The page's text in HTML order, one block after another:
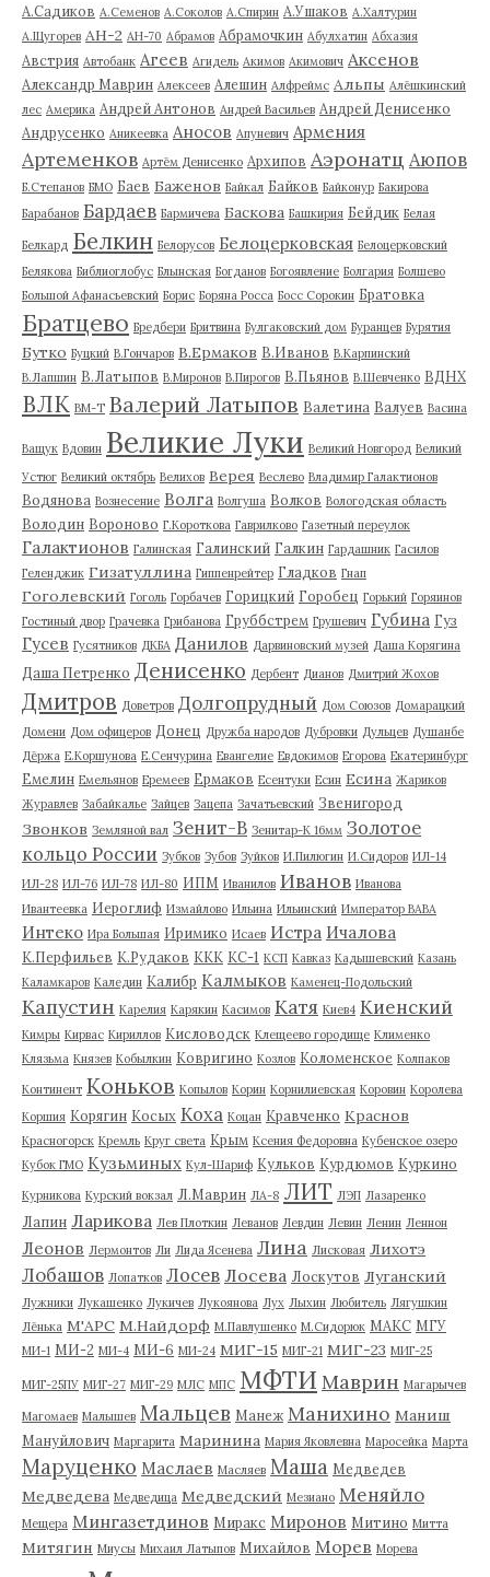
А.Садиков А.Семенов А.Соколов А.Спирин А.Ушаков А.Халтурин
А.Щугорев АН-2 АН-70 Абрамов Абрамочкин Абулхатин Абхазия
Австрия Автобанк Агеев Агидель Акимов Акимович Аксенов
Александр Маврин Алексеев Алешин Алфреймс Альпы Алёшкинский
лес Америка Андрей Антонов Андрей Васильев Андрей Денисенко
Андрусенко Аникеевка Аносов Апуневич Армения
Артеменков Артём Денисенко Архипов Аэронатц Аюпов
Б.Степанов БМО Баев Баженов Байкал Байков Байконур Бакирова
Барабанов Бардаев Бармичева Баскова Башкирия Бейдик Белая
Белкард Белкин Белорусов Белоцерковская Белоцерковский
Белякова Библиоглобус Блынская Богданов Богоявление Болгария Болшево
Большой Афанасьевский Борис Боряна Росса Босс Сорокин Братовка
Братцево Бредбери Бритвина Булгаковский дом Буранцев Бурятия
Бутко Буцкий В.Гончаров В.Ермаков В.Иванов В.Карпинский
В.Лапшин В.Латыпов В.Миронов В.Пирогов В.Пьянов В.Шевченко ВДНХ
ВЛК ВМ-Т Валерий Латыпов Валетина Валуев Васина
Ващук Вдовин Великие Луки Великий Новгород Великий
Устюг Великий октябрь Велихов Верея Веслево Владимир Галактионов
Водянова Вознесение Волга Волгуша Волков Вологодская область
Володин Вороново Г.Короткова Гаврилково Газетный переулок
Галактионов Галинская Галинский Галкин Гардашник Гасилов
Геленджик Гизатуллина Гиппенрейтер Гладков Гнап
Гоголевский Гоголь Горбачев Горицкий Горобец Горький Горяинов
Гостиный двор Грачевка Грибанова Груббстрем Грушевич Губина Гуз
Гусев Гусятников ДКБА Данилов Дарвиновский музей Даша Корягина
Даша Петренко Денисенко Дербент Дианов Дмитрий Жохов
Дмитров Доветров Долгопрудный Дом Союзов Домарацкий
Домени Дом офицеров Донец Дружба народов Дубровки Дульцев Душанбе
Дёржа Е.Коршунова Е.Сенчурина Евангелие Евдокимов Егорова Екатеринбург
Емелин Емельянов Еремеев Ермаков Есентуки Есин Есина Жариков
Журавлев Забайкалье Зайцев Зацепа Зачатьевский Звенигород
Звонков Земляной вал Зенит-В Зенитар-К 16мм Золотое
кольцо России Зубков Зубов Зуйков И.Пилюгин И.Сидоров ИЛ-14
ИЛ-28 ИЛ-76 ИЛ-78 ИЛ-80 ИПМ Иванилов Иванов Иванова
Ивантеевка Иероглиф Измайлово Ильина Ильинский Император ВАВА
Интеко Ира Большая Иримико Исаев Истра Ичалова
К.Перфильев К.Рудаков ККК КС-1 КСП Кавказ Кадышевский Казань
Каламкаров Каледин Калибр Калмыков Каменец-Подольский
Капустин Карелия Карякин Касимов Катя Киев4 Киенский
Кимры Кирвас Кириллов Кисловодск Клещеево городище Клименко
Клязьма Князев Кобылкин Ковригино Козлов Коломенское Колпаков
Континент Коньков Копылов Корин Корнилиевская Коровин Королева
Коршия Корягин Косых Коха Коцан Кравченко Краснов
Красногорск Кремль Круг света Крым Ксения Федоровна Кубенское озеро
Кубок ГМО Кузьминых Кул-Шариф Кульков Курдюмов Куркино
Курникова Курский вокзал Л.Маврин ЛА-8 ЛИТ ЛЭП Лазаренко
Лапин Ларикова Лев Плоткин Леванов Левдин Левин Ленин Леннон
Леонов Лермонтов Ли Лида Ясенева Лина Лисковая Лихотэ
Лобашов Лопатков Лосев Лосева Лоскутов Луганский
Лужники Лукашенко Лукичев Лукоянова Лух Лыхин Любитель Лягушкин
Лёнька М'АРС М.Найдорф М.Павлушенко М.Сидорюк МАКС МГУ
МИ-1 МИ-2 МИ-4 МИ-6 МИ-24 МИГ-15 МИГ-21 МИГ-23 МИГ-25
МИГ-25ПУ МИГ-27 МИГ-29 МЛС МПС МФТИ Маврин Магарычев
Магомаев Малышев Мальцев Манеж Манихино Маниш
Мануйлович Маргарита Маринина Мария Яковлевна Маросейка Марта
Маруценко Маслаев Масляев Маша Медведев
Медведева Медведица Медведский Мезиано Меняйло
Мещера Мингазетдинов Миракс Миронов Митино Митта
Митягин Миусы Михаил Латыпов Михайлов Морев Морева